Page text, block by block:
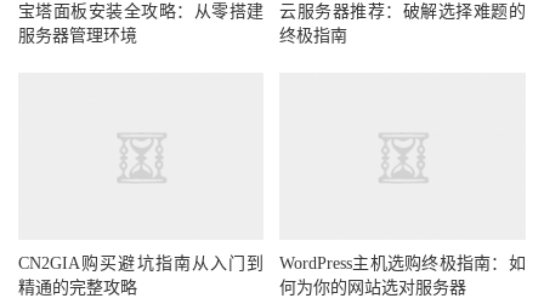
宝塔面板安装全攻略：从零搭建
服务器管理环境
云服务器推荐：破解选择难题的
终极指南
CN2GIA购买避坑指南从入门到
精通的完整攻略
WordPress主机选购终极指南：如
何为你的网站选对服务器